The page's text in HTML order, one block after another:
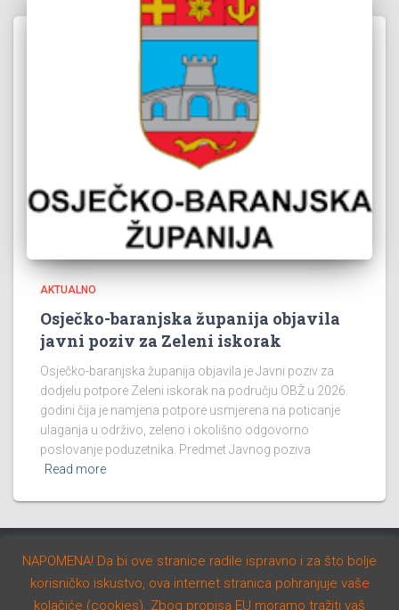
AKTUALNO
Osječko-baranjska županija objavila
javni poziv za Zeleni iskorak
Osječko-baranjska županija objavila je Javni poziv za
dodjelu potpore Zeleni iskorak na području OBŽ u 2026.
godini čija je namjena potpore usmjerena na poticanje
ulaganja u održivo, zeleno i okolišno odgovorno
poslovanje poduzetnika. Predmet Javnog poziva
Read more
AKTUALNO NATJEČAJI STUDIJE I PROGRAMI
NAPOMENA! Da bi ove stranice radile ispravno i za što bolje
korisničko iskustvo, ova internet stranica pohranjuje vaše
kolačiće (cookies). Zbog propisa EU moramo tražiti vaš